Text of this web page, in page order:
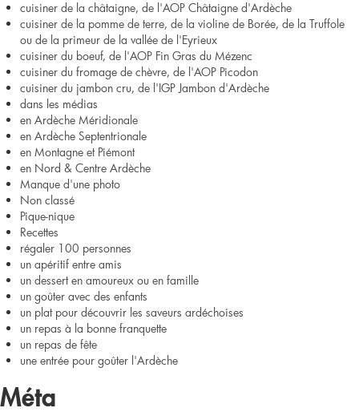
cuisiner de la châtaigne, de l'AOP Châtaigne d'Ardèche
cuisiner de la pomme de terre, de la violine de Borée, de la Truffole
ou de la primeur de la vallée de l'Eyrieux
cuisiner du boeuf, de l'AOP Fin Gras du Mézenc
cuisiner du fromage de chèvre, de l'AOP Picodon
cuisiner du jambon cru, de l'IGP Jambon d'Ardèche
dans les médias
en Ardèche Méridionale
en Ardèche Septentrionale
en Montagne et Piémont
en Nord & Centre Ardèche
Manque d'une photo
Non classé
Pique-nique
Recettes
régaler 100 personnes
un apéritif entre amis
un dessert en amoureux ou en famille
un goûter avec des enfants
un plat pour découvrir les saveurs ardéchoises
un repas à la bonne franquette
un repas de fête
une entrée pour goûter l'Ardèche
Méta